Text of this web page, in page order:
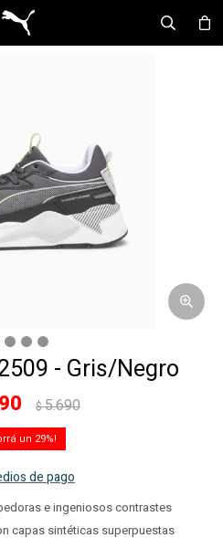
- Gris/Negro
$5.690
29
de pago
e ingeniosos contrastes
capas sintéticas superpuestas